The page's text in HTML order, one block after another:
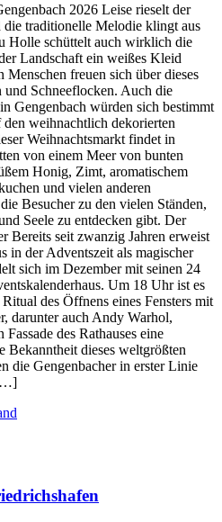
2026 Leise rieselt der
die traditionelle Melodie klingt aus
Holle schüttelt auch wirklich die
Landschaft ein weißes Kleid
freuen sich über dieses
Schneeflocken. Auch die
Gengenbach würden sich bestimmt
weihnachtlich dekorierten
Weihnachtsmarkt findet in
von einem Meer von bunten
Honig, Zimt, aromatischem
und vielen anderen
Besucher zu den vielen Ständen,
Seele zu entdecken gibt. Der
Bereits seit zwanzig Jahren erweist
in der Adventszeit als magischer
sich im Dezember mit seinen 24
Um 18 Uhr ist es
des Öffnens eines Fensters mit
darunter auch Andy Warhol,
des Rathauses eine
Bekanntheit dieses weltgrößten
die Gengenbacher in erster Linie